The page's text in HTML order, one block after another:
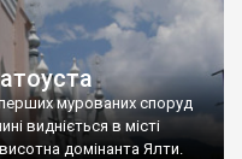
мурованих споруд
видніється в місті
домінанта Ялти.